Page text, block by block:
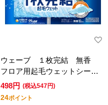
ウェーブ １枚完結 無香
フロア用起毛ウェットシート
（各社共通タイプ） １２枚
入
498円 (税込547円)
24ポイント